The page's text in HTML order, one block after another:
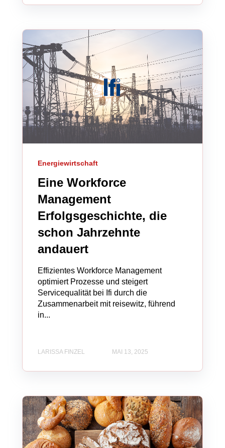
Energiewirtschaft
Eine Workforce
Management
Erfolgsgeschichte, die
schon Jahrzehnte
andauert
Effizientes Workforce Management
optimiert Prozesse und steigert
Servicequalität bei Ifi durch die
Zusammenarbeit mit reisewitz, führend
in...
LARISSA FINZEL MAI 13, 2025